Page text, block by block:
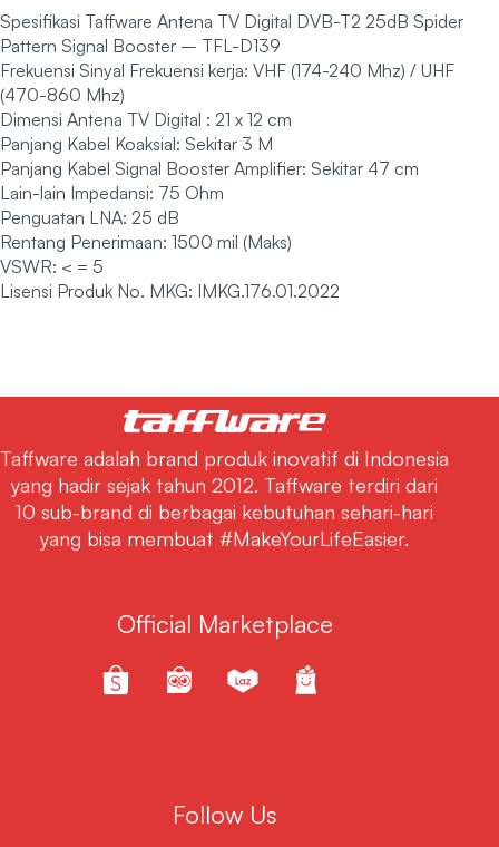
Spesifikasi Taffware Antena TV Digital DVB-T2 25dB Spider
Pattern Signal Booster – TFL-D139
Frekuensi Sinyal Frekuensi kerja: VHF (174-240 Mhz) / UHF
(470-860 Mhz)
Dimensi Antena TV Digital : 21 x 12 cm
Panjang Kabel Koaksial: Sekitar 3 M
Panjang Kabel Signal Booster Amplifier: Sekitar 47 cm
Lain-lain Impedansi: 75 Ohm
Penguatan LNA: 25 dB
Rentang Penerimaan: 1500 mil (Maks)
VSWR: < = 5
Lisensi Produk No. MKG: IMKG.176.01.2022
Taffware adalah brand produk inovatif di Indonesia
yang hadir sejak tahun 2012. Taffware terdiri dari
10 sub-brand di berbagai kebutuhan sehari-hari
yang bisa membuat #MakeYourLifeEasier.
Official Marketplace
Follow Us